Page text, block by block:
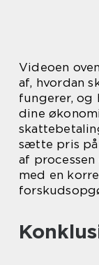
Videoen
af, hvordan
fungerer, og
dine
sætte pris på
af
med en